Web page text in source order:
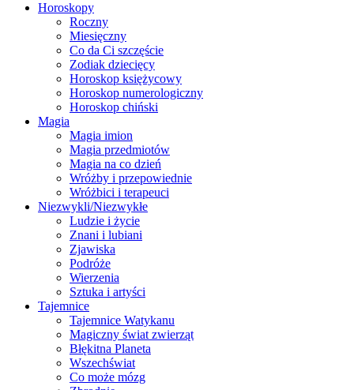
Horoskopy
Roczny
Miesięczny
Co da Ci szczęście
Zodiak dziecięcy
Horoskop księżycowy
Horoskop numerologiczny
Horoskop chiński
Magia
Magia imion
Magia przedmiotów
Magia na co dzień
Wróżby i przepowiednie
Wróżbici i terapeuci
Niezwykli/Niezwykłe
Ludzie i życie
Znani i lubiani
Zjawiska
Podróże
Wierzenia
Sztuka i artyści
Tajemnice
Tajemnice Watykanu
Magiczny świat zwierząt
Błękitna Planeta
Wszechświat
Co może mózg